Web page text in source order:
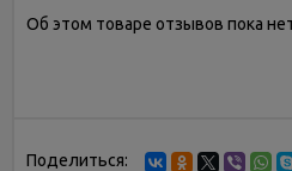
Об этом товаре отзывов пока
Поделиться: